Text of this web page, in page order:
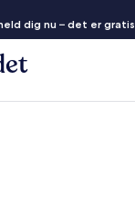
dig nu – det er gratis